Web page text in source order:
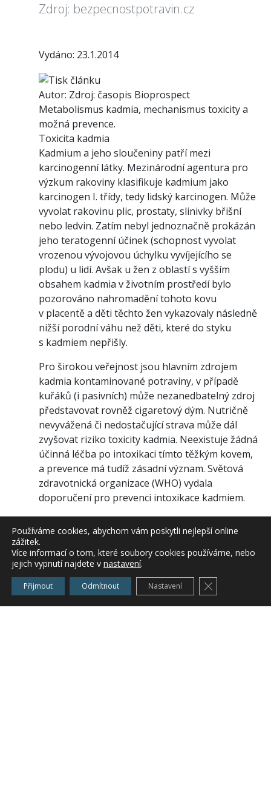
Zdroj: bezpecnostpotravin.cz
Vydáno: 23.1.2014
Autor: Zdroj: časopis Bioprospect
Metabolismus kadmia, mechanismus toxicity a
možná prevence.
Toxicita kadmia
Kadmium a jeho sloučeniny patří mezi
karcinogenní látky. Mezinárodní agentura pro
výzkum rakoviny klasifikuje kadmium jako
karcinogen I. třídy, tedy lidský karcinogen. Může
vyvolat rakovinu plic, prostaty, slinivky břišní
nebo ledvin. Zatím nebyl jednoznačně prokázán
jeho teratogenní účinek (schopnost vyvolat
vrozenou vývojovou úchylku vyvíjejícího se
plodu) u lidí. Avšak u žen z oblastí s vyšším
obsahem kadmia v životním prostředí bylo
pozorováno nahromadění tohoto kovu
v placentě a děti těchto žen vykazovaly následně
nižší porodní váhu než děti, které do styku
s kadmiem nepřišly.
Pro širokou veřejnost jsou hlavním zdrojem
kadmia kontaminované potraviny, v případě
kuřáků (i pasivních) může nezanedbatelný zdroj
představovat rovněž cigaretový dým. Nutričně
nevyvážená či nedostačující strava může dál
zvyšovat riziko toxicity kadmia. Neexistuje žádná
účinná léčba po intoxikaci tímto těžkým kovem,
a prevence má tudíž zásadní význam. Světová
zdravotnická organizace (WHO) vydala
doporučení pro prevenci intoxikace kadmiem.
obsahuje informace o zdrojích kadmia, absorpci
kadmia, metabolismu kadmia a mechanismu
toxicity a informace o poškození buněk vyvolané
kadmiem.
Práce zaměřená na biologické účinky a toxicitu
Používáme cookies, abychom vám poskytli nejlepší online
zážitek.
Více informací o tom, které soubory cookies používáme, nebo
jejich vypnutí najdete v nastavení.
Přijmout Odmítnout Nastavení Zavřít cookie